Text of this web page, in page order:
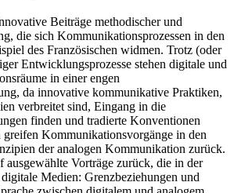
Beiträge methodischer und
die sich Kommunikationsprozessen in den
des Französischen widmen. Trotz (oder
Entwicklungsprozesse stehen digitale und
in einer engen
da innovative kommunikative Praktiken,
verbreitet sind, Eingang in die
finden und tradierte Konventionen
Kommunikationsvorgänge in den
der analogen Kommunikation zurück.
ausgewählte Vorträge zurück, die in der
Medien: Grenzbeziehungen und